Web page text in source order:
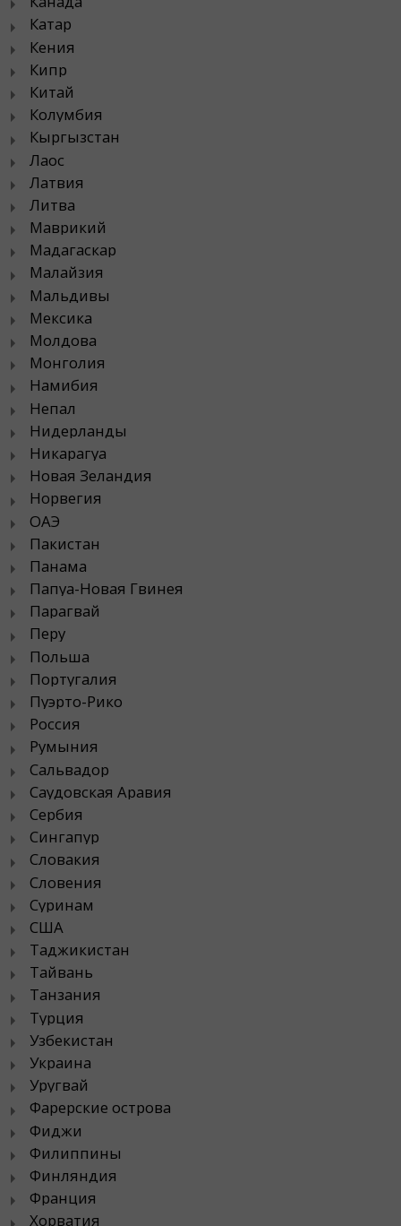
Катар
Кения
Кипр
Китай
Колумбия
Кыргызстан
Лаос
Латвия
Литва
Маврикий
Мадагаскар
Малайзия
Мальдивы
Мексика
Молдова
Монголия
Намибия
Непал
Нидерланды
Никарагуа
Новая Зеландия
Норвегия
ОАЭ
Пакистан
Панама
Папуа-Новая Гвинея
Парагвай
Перу
Польша
Португалия
Пуэрто-Рико
Россия
Румыния
Сальвадор
Саудовская Аравия
Сербия
Сингапур
Словакия
Словения
Суринам
США
Таджикистан
Тайвань
Танзания
Турция
Узбекистан
Украина
Уругвай
Фарерские острова
Фиджи
Филиппины
Финляндия
Франция
Хорватия